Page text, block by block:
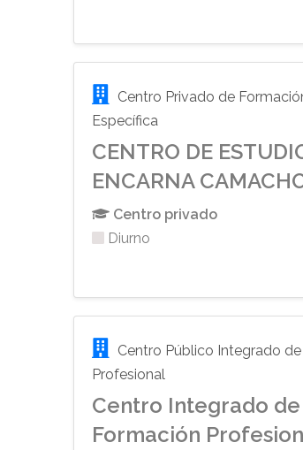
Centro Privado de
Específica
CENTRO DE
ENCARNA
Centro privado
Diurno
Centro Público Integrado
Profesional
Centro Integrado de
Formación